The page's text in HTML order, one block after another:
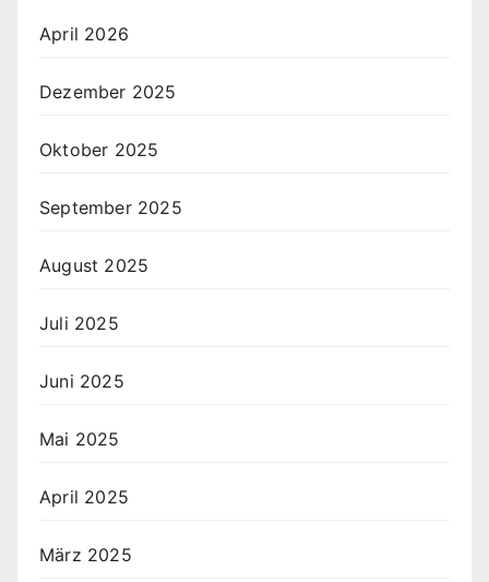
April 2026
Dezember 2025
Oktober 2025
September 2025
August 2025
Juli 2025
Juni 2025
Mai 2025
April 2025
März 2025